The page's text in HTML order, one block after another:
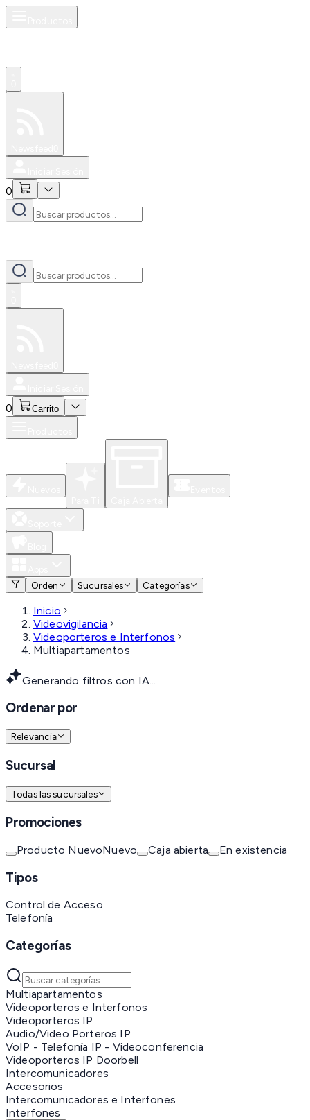
0
0 Carrito
Orden
Sucursales Categorías
Inicio
Videovigilancia
Videoporteros e Interfonos
Multiapartamentos
Generando filtros con IA...
Ordenar por
Relevancia
Sucursal
Todas las sucursales
Promociones
Producto NuevoNuevo Caja abierta En existencia
Tipos
Control de Acceso
Telefonía
Categorías
Multiapartamentos
Videoporteros e Interfonos
Videoporteros IP
Audio/Video Porteros IP
VoIP - Telefonía IP - Videoconferencia
Videoporteros IP Doorbell
Intercomunicadores
Accesorios
Intercomunicadores e Interfones
Interfones